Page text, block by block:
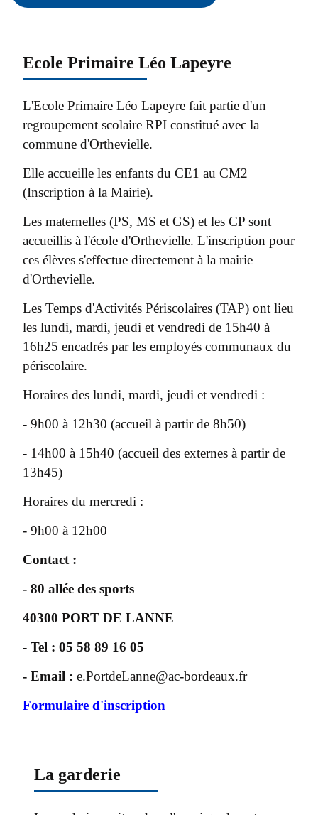
Ecole Primaire Léo Lapeyre
L'Ecole Primaire Léo Lapeyre fait partie d'un
regroupement scolaire RPI constitué avec la
commune d'Orthevielle.
Elle accueille les enfants du CE1 au CM2
(Inscription à la Mairie).
Les maternelles (PS, MS et GS) et les CP sont
accueillis à l'école d'Orthevielle. L'inscription pour
ces élèves s'effectue directement à la mairie
d'Orthevielle.
Les Temps d'Activités Périscolaires (TAP) ont lieu
les lundi, mardi, jeudi et vendredi de 15h40 à
16h25 encadrés par les employés communaux du
périscolaire.
Horaires des lundi, mardi, jeudi et vendredi :
- 9h00 à 12h30 (accueil à partir de 8h50)
- 14h00 à 15h40 (accueil des externes à partir de
13h45)
Horaires du mercredi :
- 9h00 à 12h00
Contact :
- 80 allée des sports
40300 PORT DE LANNE
- Tel : 05 58 89 16 05
- Email : e.PortdeLanne@ac-bordeaux.fr
Formulaire d'inscription
La garderie